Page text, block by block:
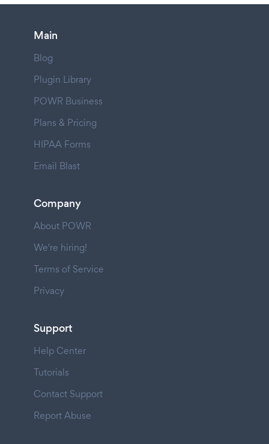
Main
Blog
Plugin Library
POWR Business
Plans & Pricing
HIPAA Forms
Email Blast
Company
About POWR
We're hiring!
Terms of Service
Privacy
Support
Help Center
Tutorials
Contact Support
Report Abuse